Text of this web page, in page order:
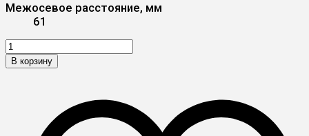
Межосевое расстояние, мм
61
В корзину